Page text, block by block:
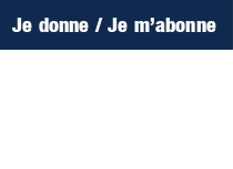
Je donne / Je m’abonne